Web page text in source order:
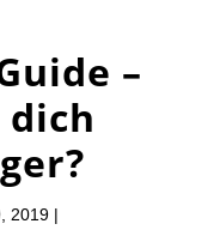
–
2019|